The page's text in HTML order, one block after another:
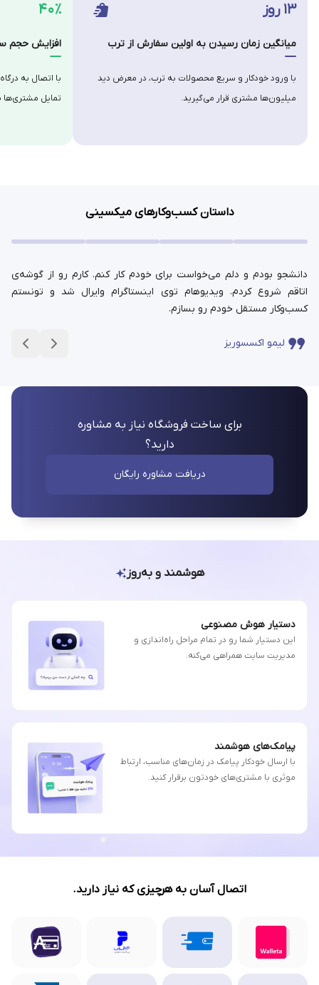
۴۰٪
افزایش حجم
با اتصال به
تمایل
۱۳ روز
میانگین زمان رسیدن به اولین سفارش از ترب
با ورود خودکار و سریع محصولات به ترب، در معرض دید
میلیون‌ها مشتری قرار می‌گیرید.
داستان کسب‌وکارهای میکسینی
دانشجو بودم و دلم می‌خواست برای خودم کار کنم. کارم رو از گوشه‌ی
اتاقم شروع کردم. ویدیوهام توی اینستاگرام وایرال شد و تونستم
کسب‌وکار مستقل خودم رو بسازم.
لیمو اکسسوریز
برای ساخت فروشگاه نیاز به مشاوره
دارید؟
دریافت مشاوره رایگان
هوشمند و به‌روز
دستیار هوش مصنوعی
این دستیار شما رو در تمام مراحل راه‌اندازی و
مدیریت سایت همراهی می‌کنه.
پیامک‌های هوشمند
با ارسال خودکار پیامک در زمان‌های مناسب، ارتباط
موثری با مشتری‌های خودتون برقرار کنید.
اتصال آسان به هرچیزی که نیاز دارید.